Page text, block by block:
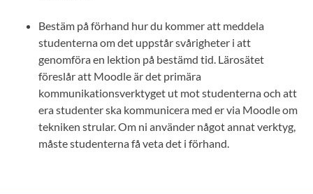
Bestäm på förhand hur du kommer att meddela
studenterna om det uppstår svårigheter i att
genomföra en lektion på bestämd tid. Lärosätet
föreslår att Moodle är det primära
kommunikationsverktyget ut mot studenterna och att
era studenter ska kommunicera med er via Moodle om
tekniken strular. Om ni använder något annat verktyg,
måste studenterna få veta det i förhand.